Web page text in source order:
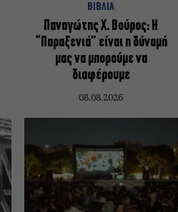
ΒΙΒΛΙΑ
Παναγώτης Χ. Βούρος: Η
“Παραξενιά” είναι η δύναμή
μας να μπορούμε να
διαφέρουμε
08.08.2026